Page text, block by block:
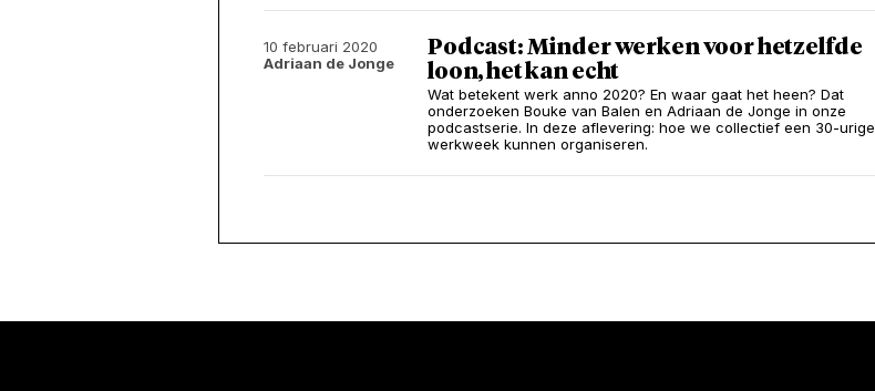
10 februari 2020
Adriaan de Jonge
Podcast: Minder werken voor hetzelfde
loon, het kan echt
Wat betekent werk anno 2020? En waar gaat het heen? Dat
onderzoeken Bouke van Balen en Adriaan de Jonge in onze
podcastserie. In deze aflevering: hoe we collectief een 30-urige
werkweek kunnen organiseren.